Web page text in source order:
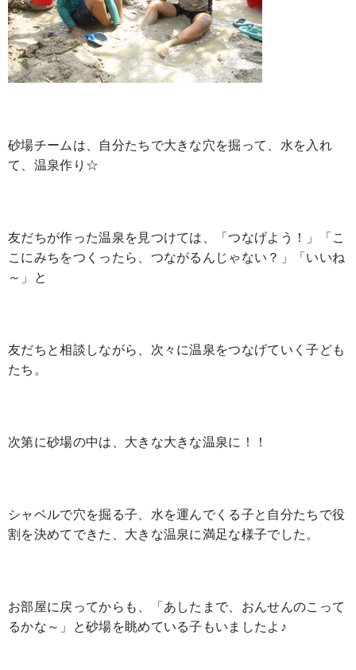
砂場チームは、自分たちで大きな穴を掘って、水を入れ
て、温泉作り☆
友だちが作った温泉を見つけては、「つなげよう！」「こ
こにみちをつくったら、つながるんじゃない？」「いいね
～」と
友だちと相談しながら、次々に温泉をつなげていく子ども
たち。
次第に砂場の中は、大きな大きな温泉に！！
シャベルで穴を掘る子、水を運んでくる子と自分たちで役
割を決めてできた、大きな温泉に満足な様子でした。
お部屋に戻ってからも、「あしたまで、おんせんのこって
るかな～」と砂場を眺めている子もいましたよ♪